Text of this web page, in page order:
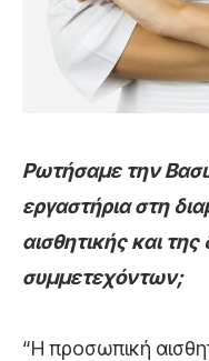
Ρωτήσαμε την
εργαστήρια στη
αισθητικής και
συμμετεχόντων;
“Η προσωπική